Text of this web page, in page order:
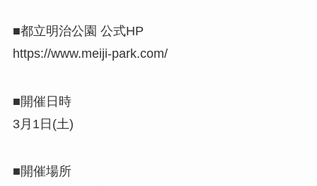
■都立明治公園 公式HP
https://www.meiji-park.com/
■開催日時
3月1日(土)
■開催場所